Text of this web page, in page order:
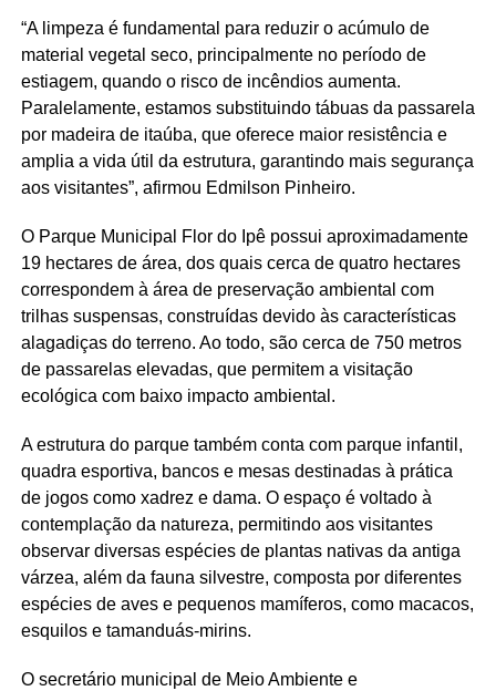
“A limpeza é fundamental para reduzir o acúmulo de
material vegetal seco, principalmente no período de
estiagem, quando o risco de incêndios aumenta.
Paralelamente, estamos substituindo tábuas da passarela
por madeira de itaúba, que oferece maior resistência e
amplia a vida útil da estrutura, garantindo mais segurança
aos visitantes”, afirmou Edmilson Pinheiro.
O Parque Municipal Flor do Ipê possui aproximadamente
19 hectares de área, dos quais cerca de quatro hectares
correspondem à área de preservação ambiental com
trilhas suspensas, construídas devido às características
alagadiças do terreno. Ao todo, são cerca de 750 metros
de passarelas elevadas, que permitem a visitação
ecológica com baixo impacto ambiental.
A estrutura do parque também conta com parque infantil,
quadra esportiva, bancos e mesas destinadas à prática
de jogos como xadrez e dama. O espaço é voltado à
contemplação da natureza, permitindo aos visitantes
observar diversas espécies de plantas nativas da antiga
várzea, além da fauna silvestre, composta por diferentes
espécies de aves e pequenos mamíferos, como macacos,
esquilos e tamanduás-mirins.
O secretário municipal de Meio Ambiente e